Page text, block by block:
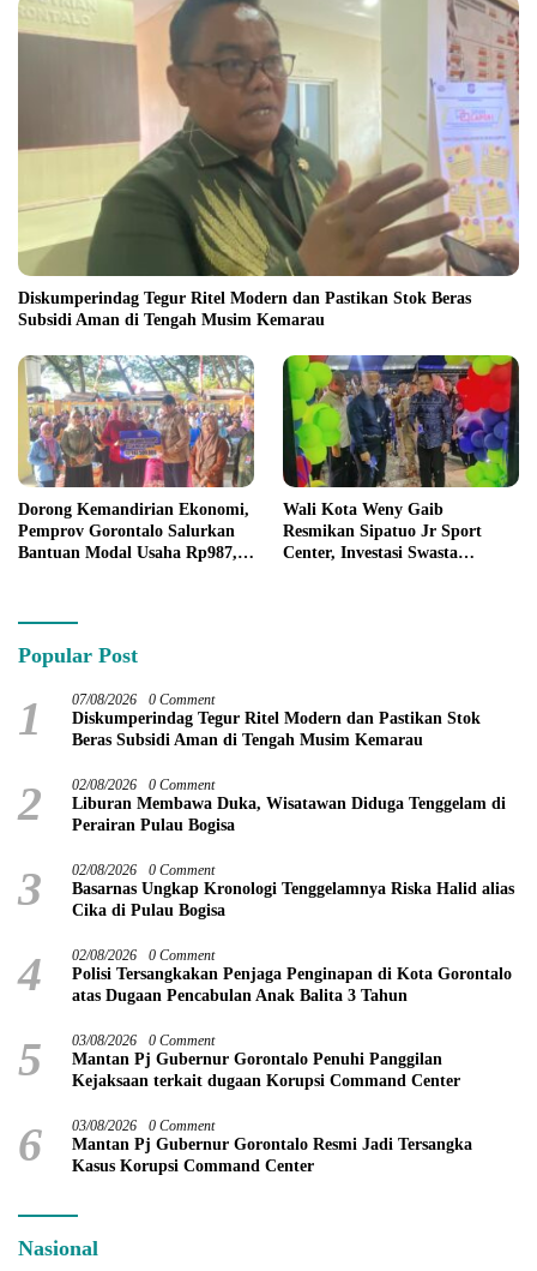
Diskumperindag Tegur Ritel Modern dan Pastikan Stok Beras
Subsidi Aman di Tengah Musim Kemarau
Dorong Kemandirian Ekonomi,
Pemprov Gorontalo Salurkan
Bantuan Modal Usaha Rp987,5
Wali Kota Weny Gaib
Resmikan Sipatuo Jr Sport
Center, Investasi Swasta
Popular Post
1 07/08/2026 0 Comment
Diskumperindag Tegur Ritel Modern dan Pastikan Stok
Beras Subsidi Aman di Tengah Musim Kemarau
2 02/08/2026 0 Comment
Liburan Membawa Duka, Wisatawan Diduga Tenggelam di
Perairan Pulau Bogisa
3 02/08/2026 0 Comment
Basarnas Ungkap Kronologi Tenggelamnya Riska Halid alias
Cika di Pulau Bogisa
4 02/08/2026 0 Comment
Polisi Tersangkakan Penjaga Penginapan di Kota Gorontalo
atas Dugaan Pencabulan Anak Balita 3 Tahun
5 03/08/2026 0 Comment
Mantan Pj Gubernur Gorontalo Penuhi Panggilan
Kejaksaan terkait dugaan Korupsi Command Center
6 03/08/2026 0 Comment
Mantan Pj Gubernur Gorontalo Resmi Jadi Tersangka
Kasus Korupsi Command Center
Nasional